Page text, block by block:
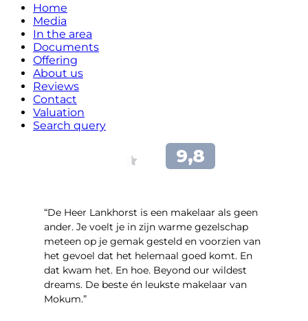
Home
Media
In the area
Documents
Offering
About us
Reviews
Contact
Valuation
Search query
“De Heer Lankhorst is een makelaar als geen
ander. Je voelt je in zijn warme gezelschap
meteen op je gemak gesteld en voorzien van
het gevoel dat het helemaal goed komt. En
dat kwam het. En hoe. Beyond our wildest
dreams. De beste én leukste makelaar van
Mokum.”